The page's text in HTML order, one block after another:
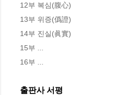
12부 복심(腹心)
13부 위증(僞證)
14부 진실(眞實)
15부 ...
16부 ...
출판사 서평